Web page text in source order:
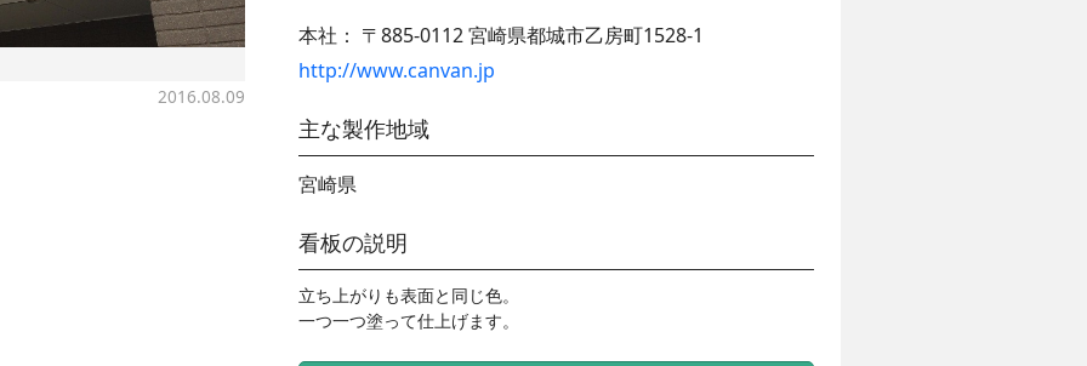
2016.08.09
本社： 〒885-0112宮崎県都城市乙房町1528-1
http://www.canvan.jp
主な製作地域
宮崎県
看板の説明
立ち上がりも表面と同じ色。
一つ一つ塗って仕上げます。